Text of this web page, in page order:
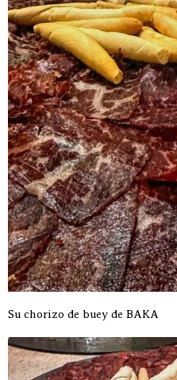
Su chorizo de buey de BAKA